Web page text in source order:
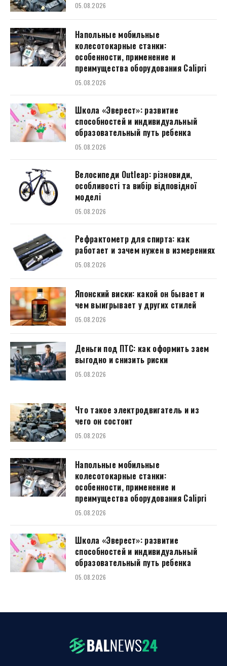
05.08.2026
Напольные мобильные
колесотокарные станки:
особенности, применение и
преимущества оборудования Calipri
05.08.2026
Школа «Эверест»: развитие
способностей и индивидуальный
образовательный путь ребенка
05.08.2026
Велосипеди Outleap: різновиди,
особливості та вибір відповідної
моделі
05.08.2026
Рефрактометр для спирта: как
работает и зачем нужен в измерениях
05.08.2026
Японский виски: какой он бывает и
чем выигрывает у других стилей
05.08.2026
Деньги под ПТС: как оформить заем
выгодно и снизить риски
05.08.2026
Что такое электродвигатель и из
чего он состоит
05.08.2026
Напольные мобильные
колесотокарные станки:
особенности, применение и
преимущества оборудования Calipri
05.08.2026
Школа «Эверест»: развитие
способностей и индивидуальный
образовательный путь ребенка
05.08.2026